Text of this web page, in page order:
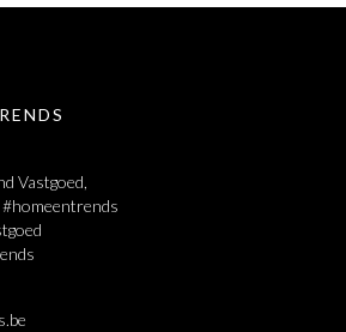
Vastgoed,